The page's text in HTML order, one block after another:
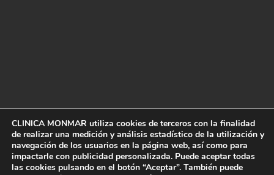
Aviso Legal
Política de Privacidad
CLINICA MONMAR utiliza cookies de terceros con la finalidad
de realizar una medición y análisis estadístico de la utilización y
navegación de los usuarios en la página web, así como para
impactarle con publicidad personalizada. Puede aceptar todas
las cookies pulsando en el botón “Aceptar”. También puede